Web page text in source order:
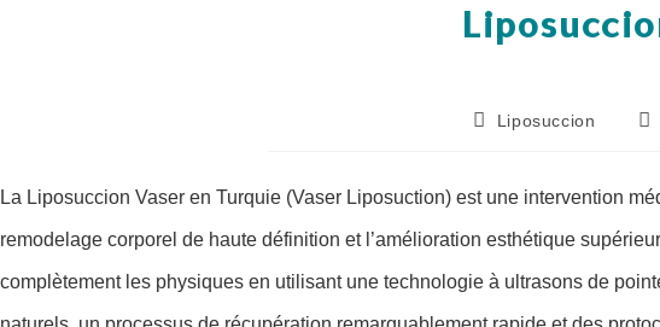
Liposuccion
La Liposuccion Vaser en Turquie (Vaser Liposuction) est une intervention
remodelage corporel de haute définition et l’amélioration esthétique
complètement les physiques en utilisant une technologie à ultrasons de